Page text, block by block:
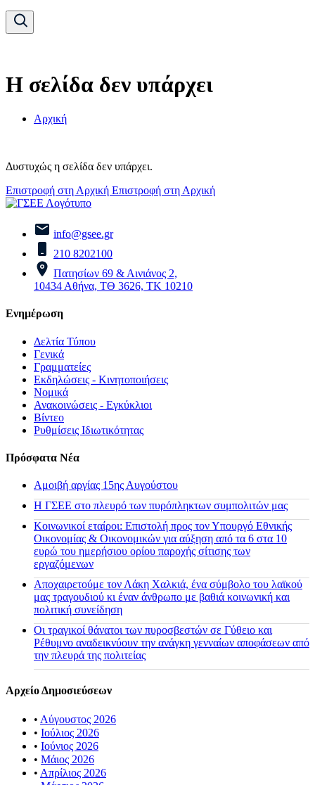
Η σελίδα δεν υπάρχει
Αρχική
Δυστυχώς η σελίδα δεν υπάρχει.
Επιστροφή στη Αρχική Επιστροφή στη Αρχική
info@gsee.gr
210 8202100
Πατησίων 69 & Αινιάνος 2,
10434 Αθήνα, ΤΘ 3626, ΤΚ 10210
Ενημέρωση
Δελτία Τύπου
Γενικά
Γραμματείες
Εκδηλώσεις - Κινητοποιήσεις
Νομικά
Ανακοινώσεις - Εγκύκλιοι
Βίντεο
Ρυθμίσεις Ιδιωτικότητας
Πρόσφατα Νέα
Αμοιβή αργίας 15ης Αυγούστου
H ΓΣΕΕ στο πλευρό των πυρόπληκτων συμπολιτών μας
Κοινωνικοί εταίροι: Επιστολή προς τον Υπουργό Εθνικής
Οικονομίας & Οικονομικών για αύξηση από τα 6 στα 10
ευρώ του ημερήσιου ορίου παροχής σίτισης των
εργαζόμενων
Αποχαιρετούμε τον Λάκη Χαλκιά, ένα σύμβολο του λαϊκού
μας τραγουδιού κι έναν άνθρωπο με βαθιά κοινωνική και
πολιτική συνείδηση
Οι τραγικοί θάνατοι των πυροσβεστών σε Γύθειο και
Ρέθυμνο αναδεικνύουν την ανάγκη γενναίων αποφάσεων από
την πλευρά της πολιτείας
Αρχείο Δημοσιεύσεων
• Αύγουστος 2026
• Ιούλιος 2026
• Ιούνιος 2026
• Μάιος 2026
• Απρίλιος 2026